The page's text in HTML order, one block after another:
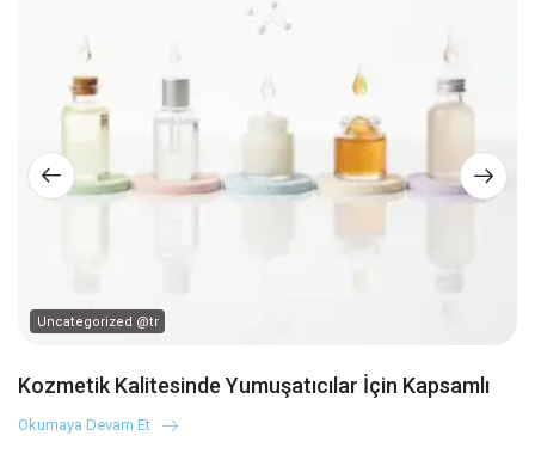
Uncategorized @tr
Kozmetik Kalitesinde Yumuşatıcılar İçin Kapsamlı
Rehber
Okumaya Devam Et